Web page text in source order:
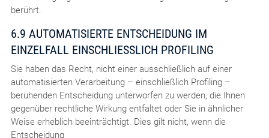
berührt.
6.9 AUTOMATISIERTE ENTSCHEIDUNG IM
EINZELFALL EINSCHLIESSLICH PROFILING
Sie haben das Recht, nicht einer ausschließlich auf einer
automatisierten Verarbeitung – einschließlich Profiling –
beruhenden Entscheidung unterworfen zu werden, die Ihnen
gegenüber rechtliche Wirkung entfaltet oder Sie in ähnlicher
Weise erheblich beeinträchtigt. Dies gilt nicht, wenn die
Entscheidung